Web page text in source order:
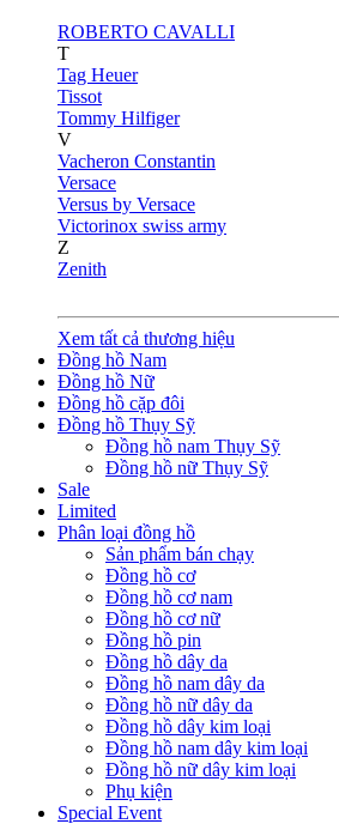
ROBERTO CAVALLI
T
Tag Heuer
Tissot
Tommy Hilfiger
V
Vacheron Constantin
Versace
Versus by Versace
Victorinox swiss army
Z
Zenith
Xem tất cả thương hiệu
Đồng hồ Nam
Đồng hồ Nữ
Đồng hồ cặp đôi
Đồng hồ Thụy Sỹ
Đồng hồ nam Thụy Sỹ
Đồng hồ nữ Thụy Sỹ
Sale
Limited
Phân loại đồng hồ
Sản phẩm bán chạy
Đồng hồ cơ
Đồng hồ cơ nam
Đồng hồ cơ nữ
Đồng hồ pin
Đồng hồ dây da
Đồng hồ nam dây da
Đồng hồ nữ dây da
Đồng hồ dây kim loại
Đồng hồ nam dây kim loại
Đồng hồ nữ dây kim loại
Phụ kiện
Special Event